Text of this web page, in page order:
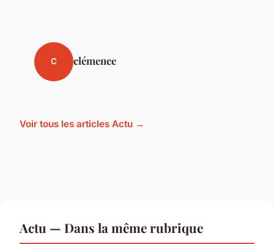
C clémence
Voir tous les articles Actu →
Actu — Dans la même rubrique